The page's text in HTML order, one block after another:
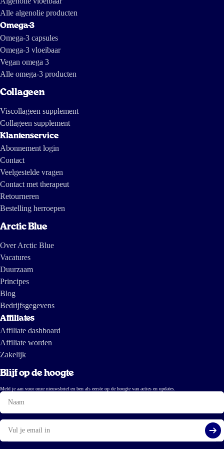
Alle algenolie producten
Omega-3
Omega-3 capsules
Omega-3 vloeibaar
Vegan omega 3
Alle omega-3 producten
Collageen
Viscollageen supplement
Collageen supplement
Klantenservice
Abonnement login
Contact
Veelgestelde vragen
Contact met therapeut
Retourneren
Bestelling herroepen
Arctic Blue
Over Arctic Blue
Vacatures
Duurzaam
Principes
Blog
Bedrijfsgegevens
Affiliates
Affiliate dashboard
Affiliate worden
Zakelijk
Blijf op de hoogte
Meld je aan voor onze nieuwsbrief en ben als eerste op de hoogte van acties en updates.
Naam
E-
mail